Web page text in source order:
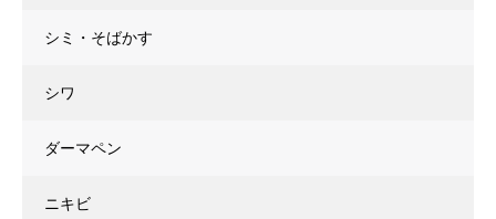
シミ・そばかす
シワ
ダーマペン
ニキビ